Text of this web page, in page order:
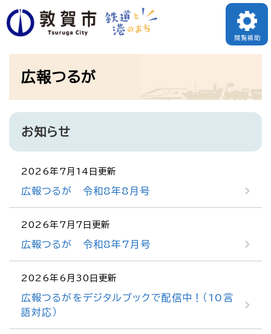
ペ
ー
頭
す
閲覧補助
広報つるが
お知らせ
2026年7月14日更新
広報つるが 令和8年8月号
2026年7月7日更新
広報つるが 令和8年7月号
2026年6月30日更新
広報つるがをデジタルブックで配信中！（10言
語対応）